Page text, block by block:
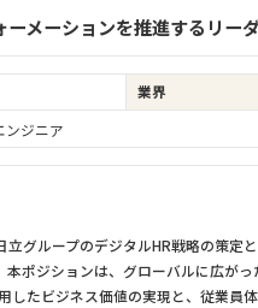
メーションを推進するリー
業界
ンジニア
グループのデジタルHR戦略の策定
本ポジションは、グローバルに広が
したビジネス価値の実現と、従業員